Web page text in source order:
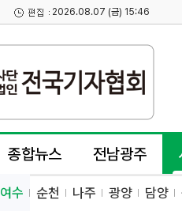
2026.08.07 (금) 15:46
종합뉴스 전남광주
여수 순천 나주 광양 담양